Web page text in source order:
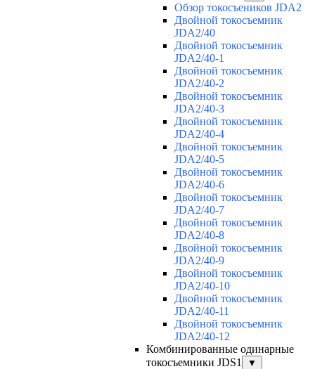
Обзор токосъеников JDA2
Двойной токосъемник
JDA2/40
Двойной токосъемник
JDA2/40-1
Двойной токосъемник
JDA2/40-2
Двойной токосъемник
JDA2/40-3
Двойной токосъемник
JDA2/40-4
Двойной токосъемник
JDA2/40-5
Двойной токосъемник
JDA2/40-6
Двойной токосъемник
JDA2/40-7
Двойной токосъемник
JDA2/40-8
Двойной токосъемник
JDA2/40-9
Двойной токосъемник
JDA2/40-10
Двойной токосъемник
JDA2/40-11
Двойной токосъемник
JDA2/40-12
Комбинированные одинарные
токосъемники JDS1
▼